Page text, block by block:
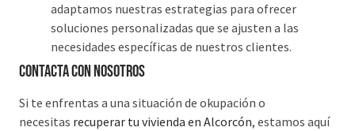
adaptamos nuestras estrategias para ofrecer
soluciones personalizadas que se ajusten a las
necesidades específicas de nuestros clientes.
Contacta con nosotros
Si te enfrentas a una situación de okupación o
necesitas recuperar tu vivienda en Alcorcón, estamos aquí